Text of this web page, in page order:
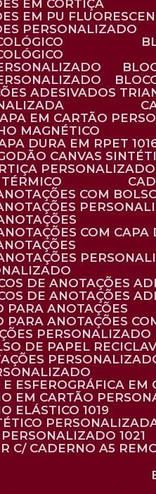
EM CORTIÇA
EM PU
PERSONALIZADO
ADESIVADOS
EM CARTÃO
MAGNÉTICO
DURA EM RPET
CANVAS
PERSONALIZADO
COM
COM CAPA
DE ANOTAÇÕES
DE ANOTAÇÕES
PARA ANOTAÇÕES
PARA ANOTAÇÕES
PERSONALIZADO
DE PAPEL
E ESFEROGRÁFICA
EM CARTÃO
ELÁSTICO 1019
1021
C/ CADERNO A5